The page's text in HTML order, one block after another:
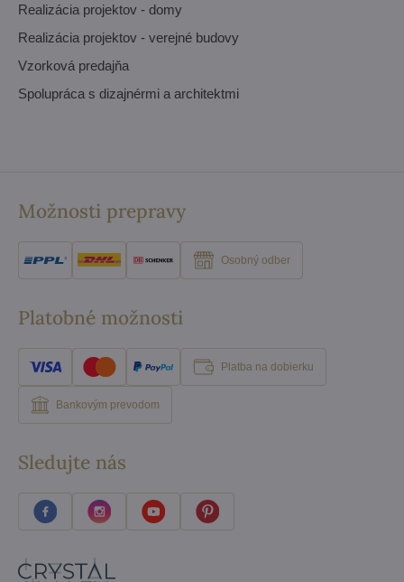
Realizácia projektov - domy
Realizácia projektov - verejné budovy
Vzorková predajňa
Spolupráca s dizajnérmi a architektmi
Možnosti prepravy
Osobný odber
Platobné možnosti
Platba na dobierku
Bankovým prevodom
Sledujte nás